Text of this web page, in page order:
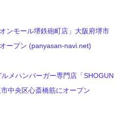
ンモール堺鉄砲町店」大阪府堺市
ープン (panyasan-navi.net)
メハンバーガー専門店「SHOGUN
中央区心斎橋筋にオープン